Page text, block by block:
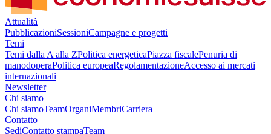
Attualità
PubblicazioniSessioniCampagne e progetti
Temi
Temi dalla A alla ZPolitica energeticaPiazza fiscalePenuria di
manodoperaPolitica europeaRegolamentazioneAccesso ai mercati
internazionali
Newsletter
Chi siamo
Chi siamoTeamOrganiMembriCarriera
Contatto
SediContatto stampaTeam